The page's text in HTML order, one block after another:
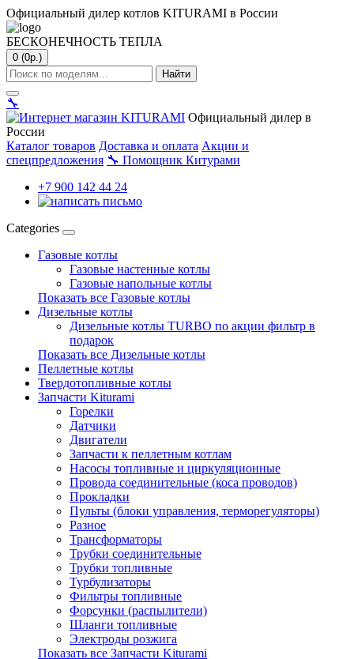
Официальный дилер котлов KITURAMI в России
БЕСКОНЕЧНОСТЬ ТЕПЛА
0 (0р.)
Найти
🔧
Официальный дилер в
России
Каталог товаров Доставка и оплата Акции и
спецпредложения 🔧 Помощник Китурами
+7 900 142 44 24
Categories
Газовые котлы
Газовые настенные котлы
Газовые напольные котлы
Показать все Газовые котлы
Дизельные котлы
Дизельные котлы TURBO по акции фильтр в
подарок
Показать все Дизельные котлы
Пеллетные котлы
Твердотопливные котлы
Запчасти Kiturami
Горелки
Датчики
Двигатели
Запчасти к пеллетным котлам
Насосы топливные и циркуляционные
Провода соединительные (коса проводов)
Прокладки
Пульты (блоки управления, терморегуляторы)
Разное
Трансформаторы
Трубки соединительные
Трубки топливные
Турбулизаторы
Фильтры топливные
Форсунки (распылители)
Шланги топливные
Электроды розжига
Показать все Запчасти Kiturami